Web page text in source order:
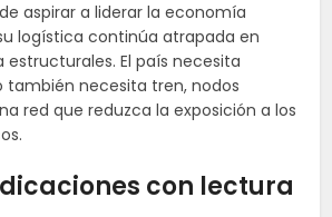
aspirar a liderar la economía
logística continúa atrapada en
estructurales. El país necesita
también necesita tren, nodos
red que reduzca la exposición a los
con lectura